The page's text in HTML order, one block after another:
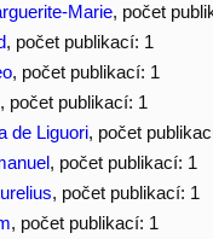
Marie, počet
, počet publikací: 1
, počet publikací: 1
, počet publikací: 1
de Liguori, počet
, počet publikací: 1
, počet publikací: 1
, počet publikací: 1